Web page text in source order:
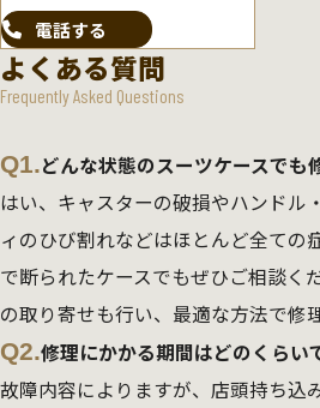
電話する
よくある質問
Frequently Asked Questions
Q1.どんな状態のスーツケースでも
はい、キャスターの破損やハンドル
ィのひび割れなどはほとんど全ての
で断られたケースでもぜひご相談く
の取り寄せも行い、最適な方法で修
Q2.修理にかかる期間はどのくらい
故障内容によりますが、店頭持ち込